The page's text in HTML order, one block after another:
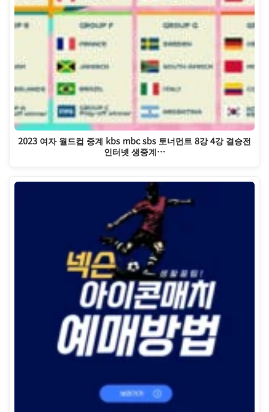
2023 여자 월드컵 중계 kbs mbc sbs 토너먼트 8강 4강 결승전
인터넷 생중계…